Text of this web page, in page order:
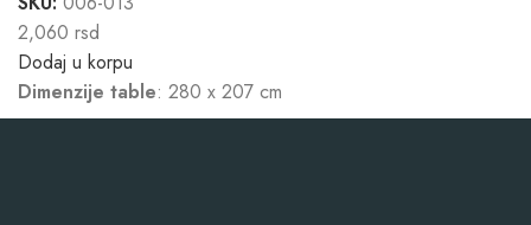
2,060 rsd
Dodaj u korpu
Dimenzije table: 280 x 207 cm